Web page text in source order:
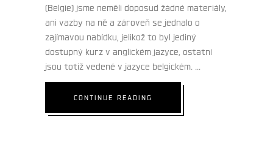
(Belgie) jsme neměli doposud žádné materiály,
ani vazby na ně a zároveň se jednalo o
zajímavou nabídku, jelikož to byl jediný
dostupný kurz v anglickém jazyce, ostatní
jsou totiž vedené v jazyce belgickém.
CONTINUE READING